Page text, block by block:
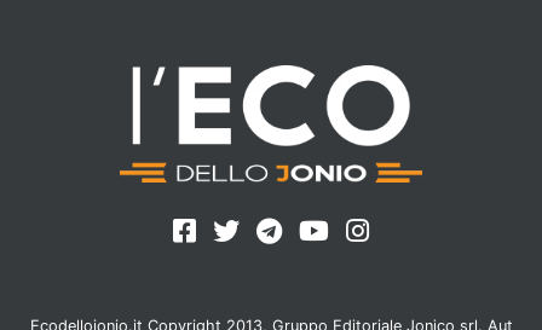
Ecodellojonio.it Copyright 2013, Gruppo Editoriale Jonico srl. Aut